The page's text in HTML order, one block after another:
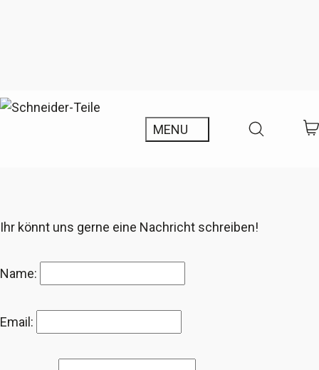
Ihr könnt uns gerne eine Nachricht schreiben!
Name:
Email: